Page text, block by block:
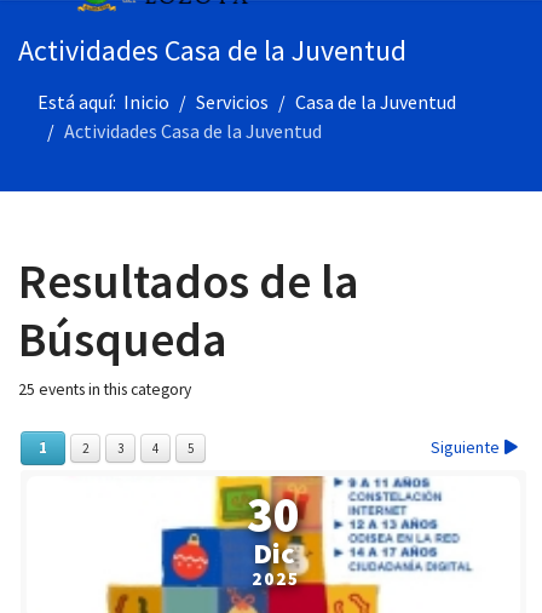
Actividades Casa de la Juventud
Está aquí: Inicio Servicios
Casa de la Juventud
Actividades Casa de la Juventud
Resultados de la
Búsqueda
25 events in this category
1 2 3 4 5 Siguiente
30
Dic
2025